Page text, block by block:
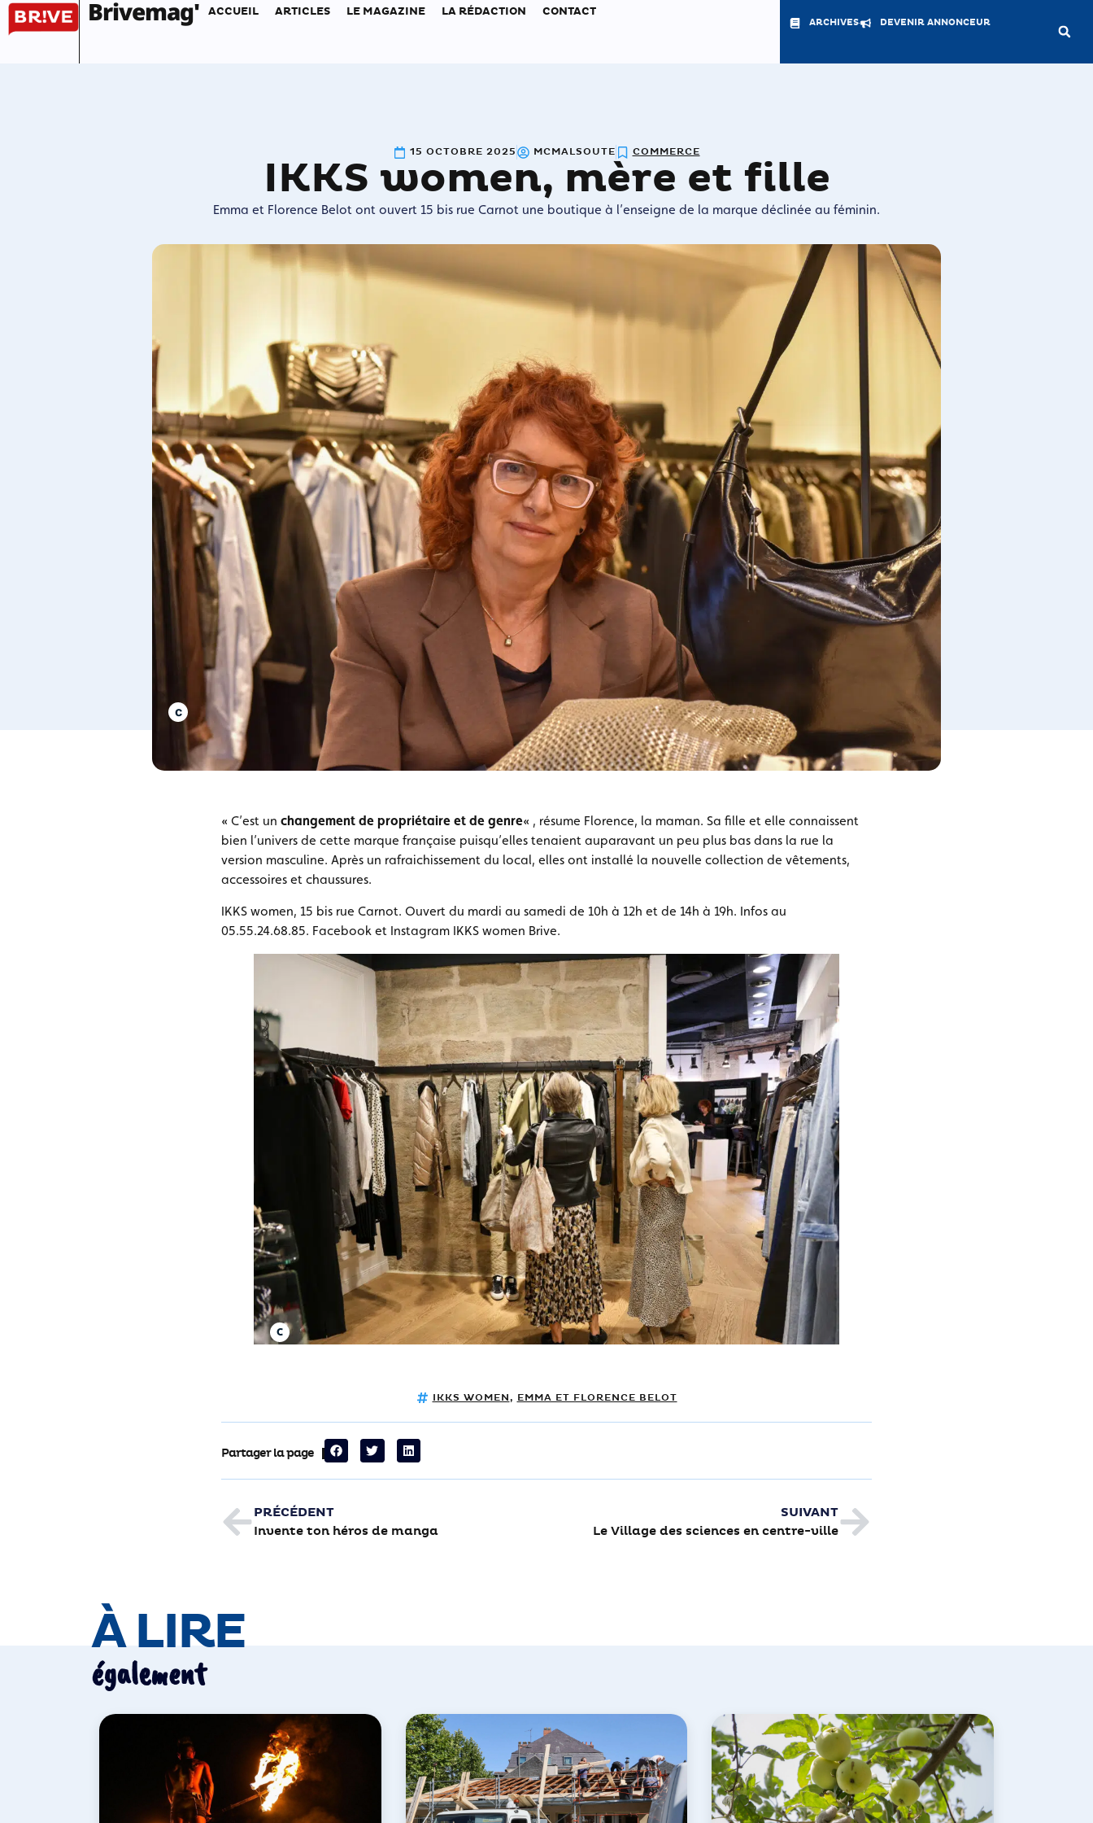
Brivemag' ACCUEIL ARTICLES LE MAGAZINE LA RÉDACTION CONTACT
ARCHIVES DEVENIR ANNONCEUR
15 OCTOBRE 2025 MCMALSOUTE COMMERCE
IKKS women, mère et fille
Emma et Florence Belot ont ouvert 15 bis rue Carnot une boutique à l’enseigne de la marque déclinée au féminin.
« C’est un changement de propriétaire et de genre« , résume Florence, la maman. Sa fille et elle connaissent
bien l’univers de cette marque française puisqu’elles tenaient auparavant un peu plus bas dans la rue la
version masculine. Après un rafraichissement du local, elles ont installé la nouvelle collection de vêtements,
accessoires et chaussures.
IKKS women, 15 bis rue Carnot. Ouvert du mardi au samedi de 10h à 12h et de 14h à 19h. Infos au
05.55.24.68.85. Facebook et Instagram IKKS women Brive.
IKKS WOMEN, EMMA ET FLORENCE BELOT
Partager la page
PRÉCÉDENT
Invente ton héros de manga
SUIVANT
Le Village des sciences en centre-ville
À LIRE
également